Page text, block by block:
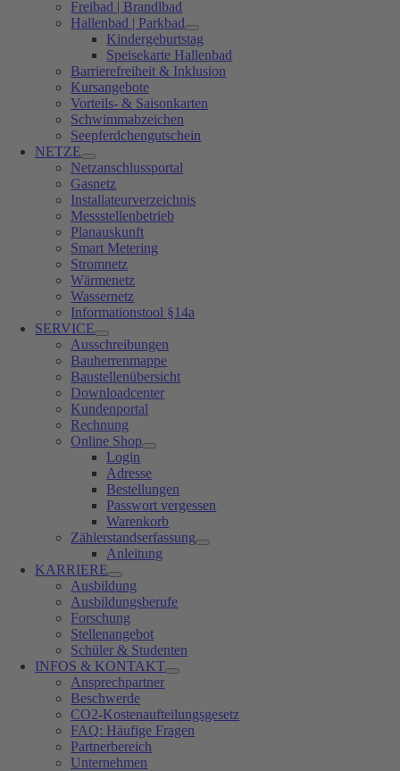
Freibad | Brandlbad
Hallenbad | Parkbad
Kindergeburtstag
Speisekarte Hallenbad
Barrierefreiheit & Inklusion
Kursangebote
Vorteils- & Saisonkarten
Schwimmabzeichen
Seepferdchengutschein
NETZE
Netzanschlussportal
Gasnetz
Installateurverzeichnis
Messstellenbetrieb
Planauskunft
Smart Metering
Stromnetz
Wärmenetz
Wassernetz
Informationstool §14a
SERVICE
Ausschreibungen
Bauherrenmappe
Baustellenübersicht
Downloadcenter
Kundenportal
Rechnung
Online Shop
Login
Adresse
Bestellungen
Passwort vergessen
Warenkorb
Zählerstandserfassung
Anleitung
KARRIERE
Ausbildung
Ausbildungsberufe
Forschung
Stellenangebot
Schüler & Studenten
INFOS & KONTAKT
Ansprechpartner
Beschwerde
CO2-Kostenaufteilungsgesetz
FAQ: Häufige Fragen
Partnerbereich
Unternehmen